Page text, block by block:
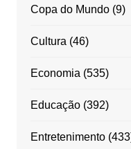
Copa do Mundo(9)
Cultura (46)
Economia (535)
Educação(392)
Entretenimento